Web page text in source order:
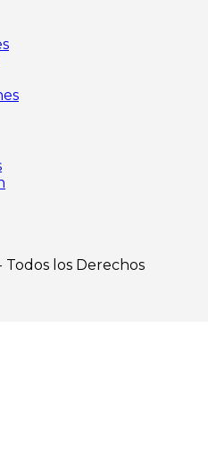
Todos los Derechos